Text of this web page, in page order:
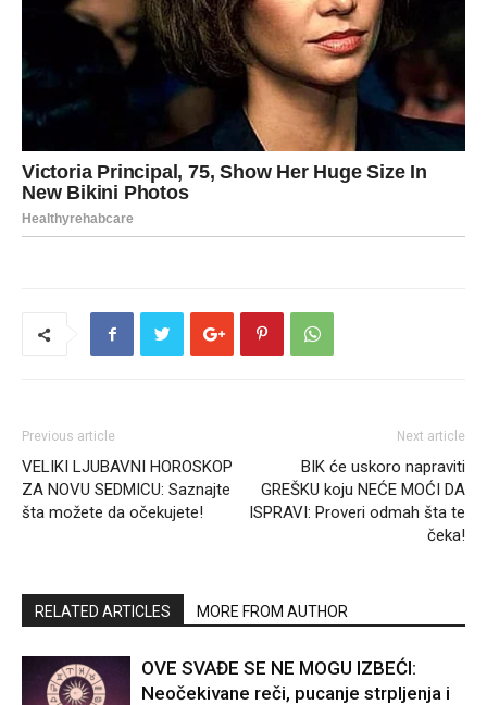
Previous article
VELIKI LJUBAVNI HOROSKOP
ZA NOVU SEDMICU: Saznajte
šta možete da očekujete!
Next article
BIK će uskoro napraviti
GREŠKU koju NEĆE MOĆI DA
ISPRAVI: Proveri odmah šta te
čeka!
RELATED ARTICLES MORE FROM AUTHOR
OVE SVAĐE SE NE MOGU IZBEĆI:
Neočekivane reči, pucanje strpljenja i